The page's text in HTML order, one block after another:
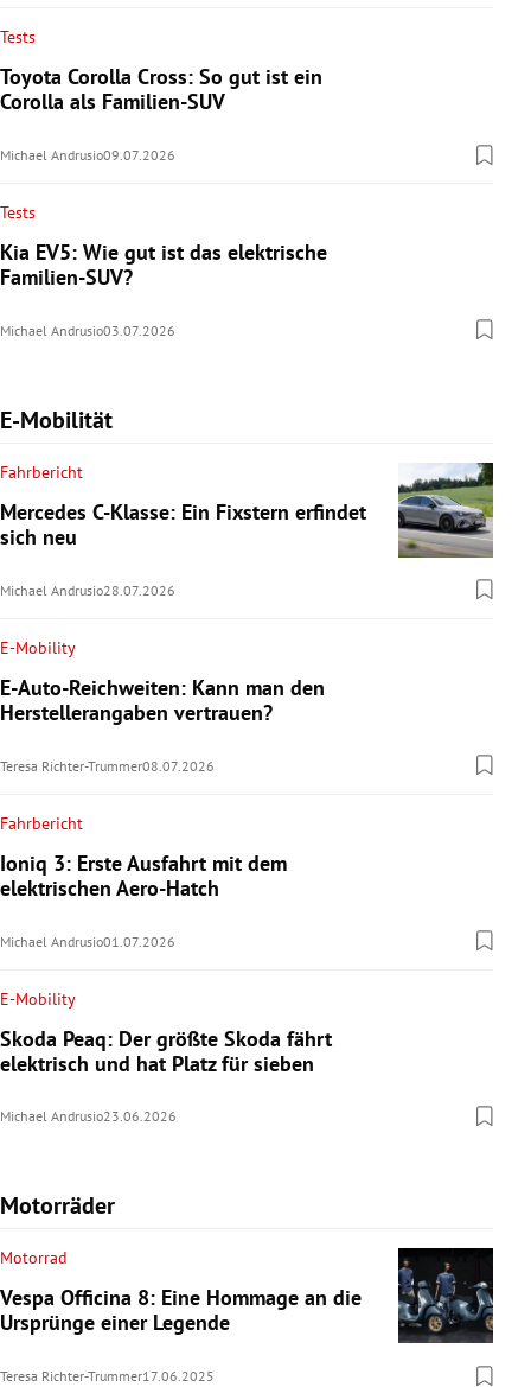
Tests
Toyota Corolla Cross: So gut ist ein
Corolla als Familien-SUV
Michael Andrusio09.07.2026
Tests
Kia EV5: Wie gut ist das elektrische
Familien-SUV?
Michael Andrusio03.07.2026
E-Mobilität
Fahrbericht
Mercedes C-Klasse: Ein Fixstern erfindet
sich neu
Michael Andrusio28.07.2026
E-Mobility
E-Auto-Reichweiten: Kann man den
Herstellerangaben vertrauen?
Teresa Richter-Trummer08.07.2026
Fahrbericht
Ioniq 3: Erste Ausfahrt mit dem
elektrischen Aero-Hatch
Michael Andrusio01.07.2026
E-Mobility
Skoda Peaq: Der größte Skoda fährt
elektrisch und hat Platz für sieben
Michael Andrusio23.06.2026
Motorräder
Motorrad
Vespa Officina 8: Eine Hommage an die
Ursprünge einer Legende
Teresa Richter-Trummer17.06.2025